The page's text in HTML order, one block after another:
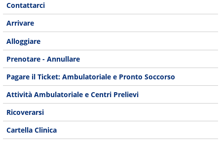
Contattarci
Arrivare
Alloggiare
Prenotare - Annullare
Pagare il Ticket: Ambulatoriale e Pronto Soccorso
Attività Ambulatoriale e Centri Prelievi
Ricoverarsi
Cartella Clinica